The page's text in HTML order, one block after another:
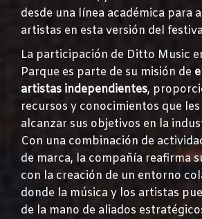
desde una línea académica para
artistas en esta versión del
La participación de Ditto Music
Parque es parte de su misión de
artistas independientes,
recursos y conocimientos que
alcanzar sus objetivos en la
Con una combinación de
de marca, la compañía reafirma
con la creación de un entorno
donde la música y los artistas
de la mano de aliados